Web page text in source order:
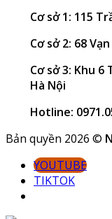
Cơ sở 1: 115
Cơ sở 2: 68
Cơ sở 3: Khu
Hà Nội
Hotline:
Bản quyền 2026 ©
YOUTUBE
TIKTOK